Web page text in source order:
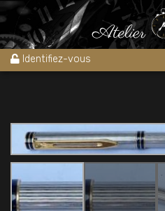
Identifiez-vous
Accueil » Boutique Stylos » porte
plaqué argent 1980’s